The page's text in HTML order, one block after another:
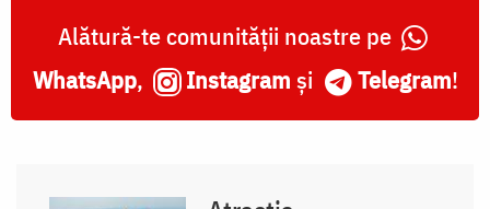
Alătură-te comunității noastre pe
WhatsApp, Instagram și Telegram!